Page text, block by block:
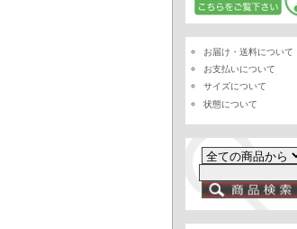
お届け・送料について
お支払いについて
サイズについて
状態について